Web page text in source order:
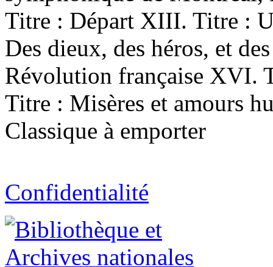
Titre : Départ XIII. Titre :
Des dieux, des héros, et
Révolution française XVI.
Titre : Misères et amours
Classique à emporter
Confidentialité